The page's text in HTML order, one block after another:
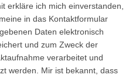
erkläre ich mich einverstanden,
in das Kontaktformular
Daten elektronisch
und zum Zweck der
verarbeitet und
werden. Mir ist bekannt, dass